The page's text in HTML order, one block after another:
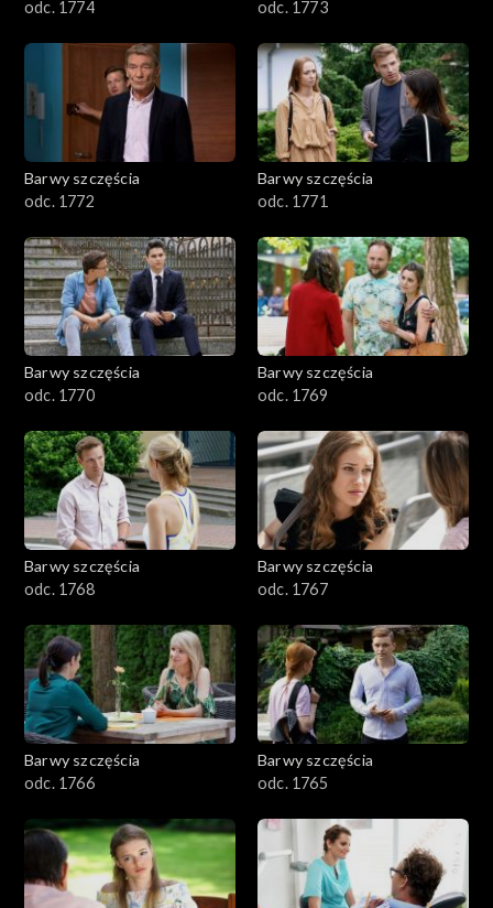
odc. 1774 odc. 1773
Barwy szczęścia
odc. 1772
Barwy szczęścia
odc. 1771
Barwy szczęścia
odc. 1770
Barwy szczęścia
odc. 1769
Barwy szczęścia
odc. 1768
Barwy szczęścia
odc. 1767
Barwy szczęścia
odc. 1766
Barwy szczęścia
odc. 1765